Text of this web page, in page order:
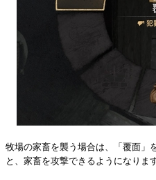
牧場の家畜を襲う場合は、「覆面」
と、家畜を攻撃できるようになります